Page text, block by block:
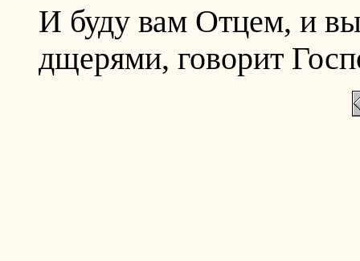
И буду вам Отцем, и
дщерями, говорит